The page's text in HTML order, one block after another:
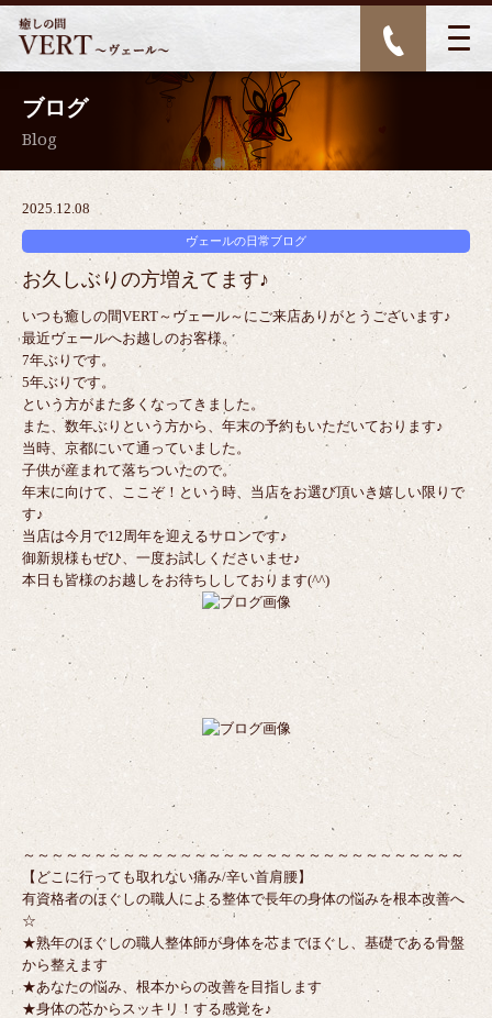
ブログ
Blog
2025.12.08
ヴェールの日常ブログ
お久しぶりの方増えてます♪
いつも癒しの間VERT～ヴェール～にご来店ありがとうございます♪
最近ヴェールへお越しのお客様。
7年ぶりです。
5年ぶりです。
という方がまた多くなってきました。
また、数年ぶりという方から、年末の予約もいただいております♪
当時、京都にいて通っていました。
子供が産まれて落ちついたので。
年末に向けて、ここぞ！という時、当店をお選び頂いき嬉しい限りで
す♪
当店は今月で12周年を迎えるサロンです♪
御新規様もぜひ、一度お試しくださいませ♪
本日も皆様のお越しをお待ちししております(^^)
～～～～～～～～～～～～～～～～～～～～～～～～～～～～～～～
【どこに行っても取れない痛み/辛い首肩腰】
有資格者のほぐしの職人による整体で長年の身体の悩みを根本改善へ
☆
★熟年のほぐしの職人整体師が身体を芯までほぐし、基礎である骨盤
から整えます
★あなたの悩み、根本からの改善を目指します
★身体の芯からスッキリ！する感覚を♪